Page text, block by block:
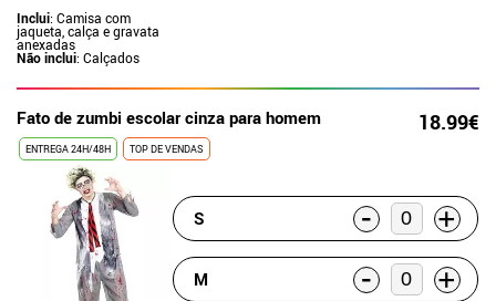
Inclui: Camisa com
jaqueta, calça e gravata
anexadas
Não inclui: Calçados
Fato de zumbi escolar cinza para homem 18.99€
ENTREGA 24H/48H TOP DE VENDAS
S - +
M - +